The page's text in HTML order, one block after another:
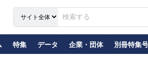
特集 データ 企業・団体 別冊特集号